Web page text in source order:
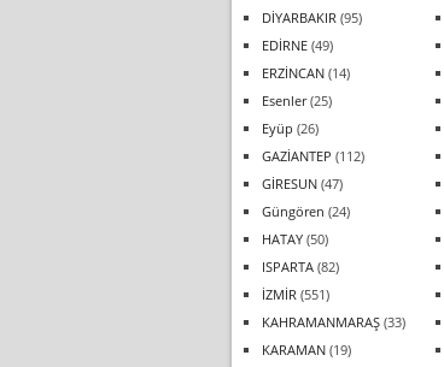
DİYARBAKIR (95)
EDİRNE (49)
ERZİNCAN (14)
Esenler(25)
Eyüp (26)
GAZİANTEP (112)
GİRESUN (47)
Güngören (24)
HATAY (50)
ISPARTA (82)
İZMİR (551)
KAHRAMANMARAŞ (33)
KARAMAN (19)